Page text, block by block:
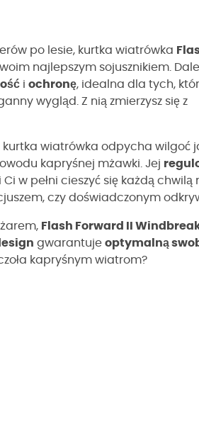
po lesie, kurtka wiatrówka
najlepszym sojusznikiem.
i ochronę, idealna dla tych,
wygląd. Z nią zmierzysz się z
wiatrówka odpycha wilgoć
kapryśnej mżawki. Jej
w pełni cieszyć się każdą chwilą
czy doświadczonym
Flash Forward II
gwarantuje optymalną
kapryśnym wiatrom?